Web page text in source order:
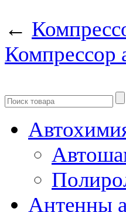
←
Компрессор
Антенны